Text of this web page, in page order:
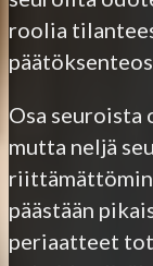
roolia
Osa seuroista
mutta neljä
päästään
periaatteet